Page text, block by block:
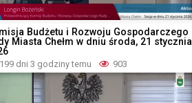
Budżetu i Rozwoju Gospodarczego
Miasta Chełm w dniu środa, 21 stycznia
199 dni 3 godziny temu 903